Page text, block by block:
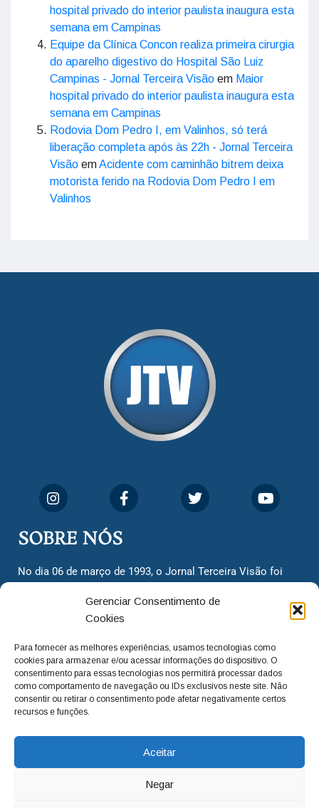
Gerenciar Consentimento de
Cookies
Para fornecer as melhores experiências, usamos tecnologias como
cookies para armazenar e/ou acessar informações do dispositivo. O
consentimento para essas tecnologias nos permitirá processar dados
como comportamento de navegação ou IDs exclusivos neste site. Não
consentir ou retirar o consentimento pode afetar negativamente certos
recursos e funções.
Aceitar
Negar
hospital privado do interior paulista inaugura esta
semana em Campinas
Equipe da Clínica Concon realiza primeira cirurgia
do aparelho digestivo do Hospital São Luiz
Campinas - Jornal Terceira Visão em Maior
hospital privado do interior paulista inaugura esta
semana em Campinas
Rodovia Dom Pedro I, em Valinhos, só terá
liberação completa após às 22h - Jornal Terceira
Visão emAcidente com caminhão bitrem deixa
motorista ferido na Rodovia Dom Pedro I em
Valinhos
SOBRE NÓS
No dia 06 de março de 1993, o Jornal Terceira Visão foi
cidadãos valinhenses, já que naquela época só existiam
dois jornais. Há mais de 30 anos, o jornal continua
com o foco de trazer as melhores notícias. Nunca
deixamos de lado as necessidades do cidadão, sempre
questionando os órgãos públicos em busca de melhorias
para a cidade e sempre cobrando resoluções para casos
adm@jtv.com.br
(19) 3929-6225